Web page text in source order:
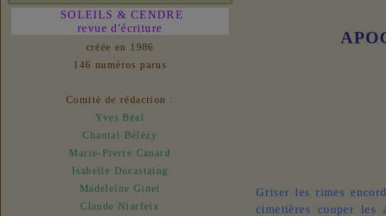
Pôle idéel / Pôle matériel 2
06/08/2026 :Ateliers d'écriture -
A. L'écriture effervescente
31/07/2026 :Ateliers d'écriture -
Liens
- Un euro ne fait
pas le printemps
31/07/2026 : - En vue n° 153
SOLEILS & CENDRE
revue d'écriture
créée en 1986
146 numéros parus
Comité de rédaction :
Yves Béal
Chantal Bélézy
Marie-Pierre Canard
Isabelle Ducastaing
Madeleine Ginet
Claude Niarfeix
Griser les rimes
cimetières couper les